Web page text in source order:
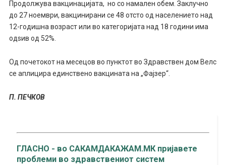
Продолжува вакцинацијата, но со намален обем. Заклучно
до 27 ноември, вакцинирани се 48 отсто од населението над
12-годишна возраст или во категоријата над 18 години има
одѕив од 52%.
Од почетокот на месецов во пунктот во Здравствен дом Велс
се аплицира единствено вакцината на „Фајзер“.
П. ПЕЧКОВ
ГЛАСНО - во САКАМДАКАЖАМ.МК пријавете
проблеми во здравствениот систем